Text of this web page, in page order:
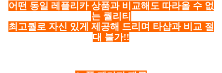
어떤 동일 레플리카 상품과 비교해도 따라올 수 없
는 퀄리티
최고퀄로 자신 있게 제공해 드리며 타샵과 비교 절
대 불가!!